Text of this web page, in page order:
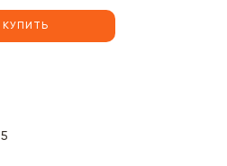
КУПИТЬ
5